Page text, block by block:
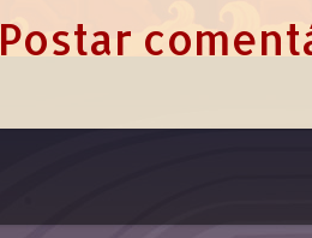
Postar